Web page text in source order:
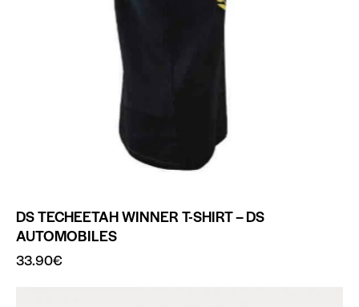
DS TECHEETAH WINNER T-SHIRT – DS
AUTOMOBILES
33.90€